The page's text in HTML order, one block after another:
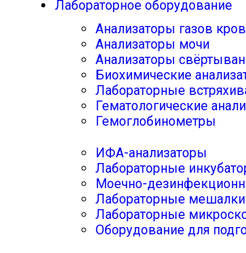
Лабораторное оборудование
Анализаторы газов
Анализаторы мочи
Анализаторы
Биохимические
Лабораторные
Гематологические
Гемоглобинометры
ИФА-анализаторы
Лабораторные
Моечно-
Лабораторные мешалки
Лабораторные
Оборудование для